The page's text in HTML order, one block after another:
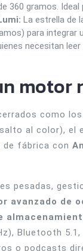
360 gramos.
La estrella de
para integrar
necesitan
motor
como
al color), el
de fábrica con
pesadas,
avanzado de
Bluetooth
o podcasts